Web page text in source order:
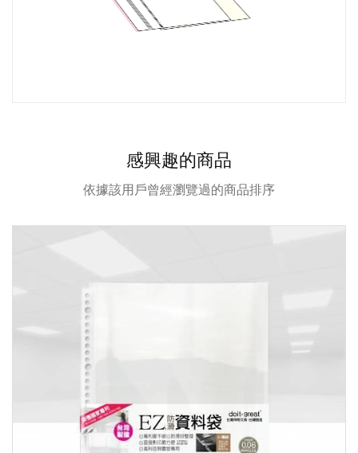
感興趣的商品
依據該用戶曾經瀏覽過的商品排序